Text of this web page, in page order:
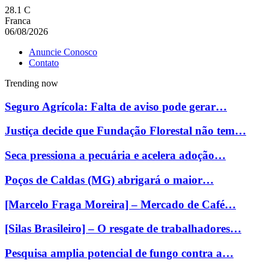
28.1 C
Franca
06/08/2026
Anuncie Conosco
Contato
Trending now
Seguro Agrícola: Falta de aviso pode gerar…
Justiça decide que Fundação Florestal não tem…
Seca pressiona a pecuária e acelera adoção…
Poços de Caldas (MG) abrigará o maior…
[Marcelo Fraga Moreira] – Mercado de Café…
[Silas Brasileiro] – O resgate de trabalhadores…
Pesquisa amplia potencial de fungo contra a…